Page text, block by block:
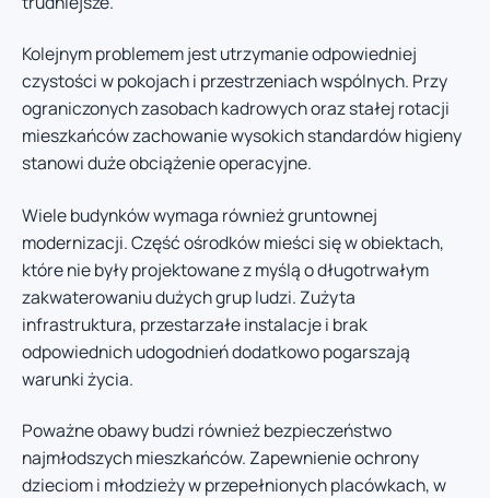
Kolejnym problemem jest utrzymanie odpowiedniej
czystości w pokojach i przestrzeniach wspólnych. Przy
ograniczonych zasobach kadrowych oraz stałej rotacji
mieszkańców zachowanie wysokich standardów higieny
stanowi duże obciążenie operacyjne.
Wiele budynków wymaga również gruntownej
modernizacji. Część ośrodków mieści się w obiektach,
które nie były projektowane z myślą o długotrwałym
zakwaterowaniu dużych grup ludzi. Zużyta
infrastruktura, przestarzałe instalacje i brak
odpowiednich udogodnień dodatkowo pogarszają
warunki życia.
Poważne obawy budzi również bezpieczeństwo
najmłodszych mieszkańców. Zapewnienie ochrony
dzieciom i młodzieży w przepełnionych placówkach, w